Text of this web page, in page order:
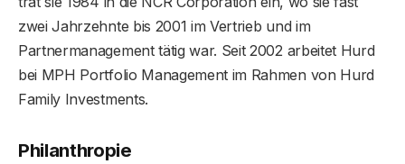
zwei Jahrzehnte bis 2001 im Vertrieb und im
Partnermanagement tätig war. Seit 2002 arbeitet Hurd
bei MPH Portfolio Management im Rahmen von Hurd
Family Investments.
Philanthropie